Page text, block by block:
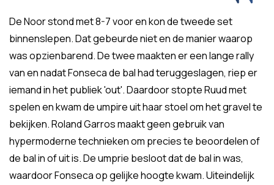
De Noor stond met 8-7 voor en kon de tweede set
binnenslepen. Dat gebeurde niet en de manier waarop
was opzienbarend. De twee maakten er een lange rally
van en nadat Fonseca de bal had teruggeslagen, riep er
iemand in het publiek 'out'. Daardoor stopte Ruud met
spelen en kwam de umpire uit haar stoel om het gravel te
bekijken. Roland Garros maakt geen gebruik van
hypermoderne technieken om precies te beoordelen of
de bal in of uit is. De umprie besloot dat de bal in was,
waardoor Fonseca op gelijke hoogte kwam. Uiteindelijk